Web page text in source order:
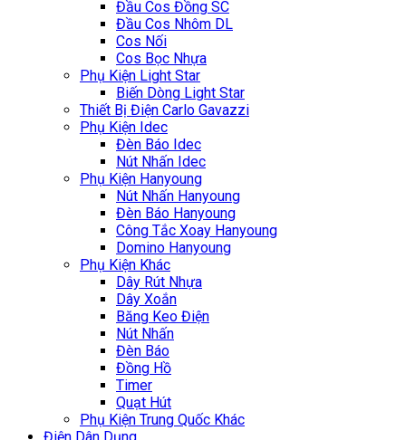
Đầu Cos Đồng SC
Đầu Cos Nhôm DL
Cos Nối
Cos Bọc Nhựa
Phụ Kiện Light Star
Biến Dòng Light Star
Thiết Bị Điện Carlo Gavazzi
Phụ Kiện Idec
Đèn Báo Idec
Nút Nhấn Idec
Phụ Kiện Hanyoung
Nút Nhấn Hanyoung
Đèn Báo Hanyoung
Công Tắc Xoay Hanyoung
Domino Hanyoung
Phụ Kiện Khác
Dây Rút Nhựa
Dây Xoắn
Băng Keo Điện
Nút Nhấn
Đèn Báo
Đồng Hồ
Timer
Quạt Hút
Phụ Kiện Trung Quốc Khác